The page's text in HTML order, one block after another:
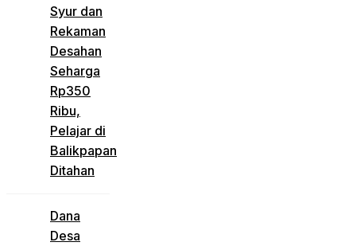
Syur dan
Rekaman
Desahan
Seharga
Rp350
Ribu,
Pelajar di
Balikpapan
Ditahan
Dana
Desa